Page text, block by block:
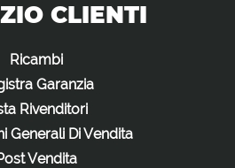
CLIENTI
Ricambi
Garanzia
Rivenditori
Generali Di Vendita
Vendita